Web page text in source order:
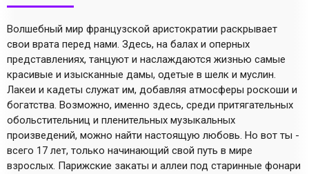
Волшебный мир французской аристократии раскрывает
свои врата перед нами. Здесь, на балах и оперных
представлениях, танцуют и наслаждаются жизнью самые
красивые и изысканные дамы, одетые в шелк и муслин.
Лакеи и кадеты служат им, добавляя атмосферы роскоши и
богатства. Возможно, именно здесь, среди притягательных
обольстительниц и пленительных музыкальных
произведений, можно найти настоящую любовь. Но вот ты -
всего 17 лет, только начинающий свой путь в мире
взрослых. Парижские закаты и аллеи под старинные фонари